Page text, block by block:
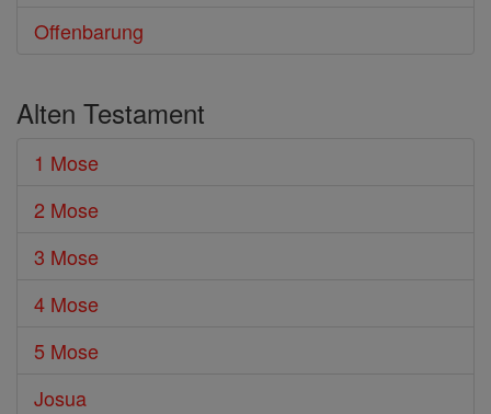
Offenbarung
Alten Testament
1 Mose
2 Mose
3 Mose
4 Mose
5 Mose
Josua